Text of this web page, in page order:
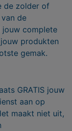
de zolder of
de
jouw complete
produkten
gemak.
GRATIS jouw
aan op
maakt niet uit,